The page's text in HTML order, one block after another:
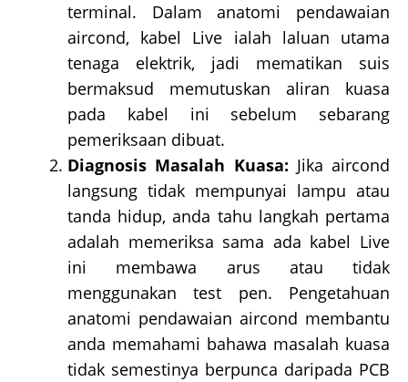
terminal. Dalam anatomi pendawaian
aircond, kabel Live ialah laluan utama
tenaga elektrik, jadi mematikan suis
bermaksud memutuskan aliran kuasa
pada kabel ini sebelum sebarang
pemeriksaan dibuat.
Diagnosis Masalah Kuasa: Jika aircond
langsung tidak mempunyai lampu atau
tanda hidup, anda tahu langkah pertama
adalah memeriksa sama ada kabel Live
ini membawa arus atau tidak
menggunakan test pen. Pengetahuan
anatomi pendawaian aircond membantu
anda memahami bahawa masalah kuasa
tidak semestinya berpunca daripada PCB